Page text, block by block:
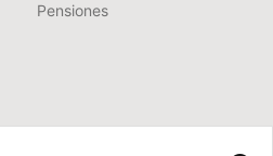
Pensiones